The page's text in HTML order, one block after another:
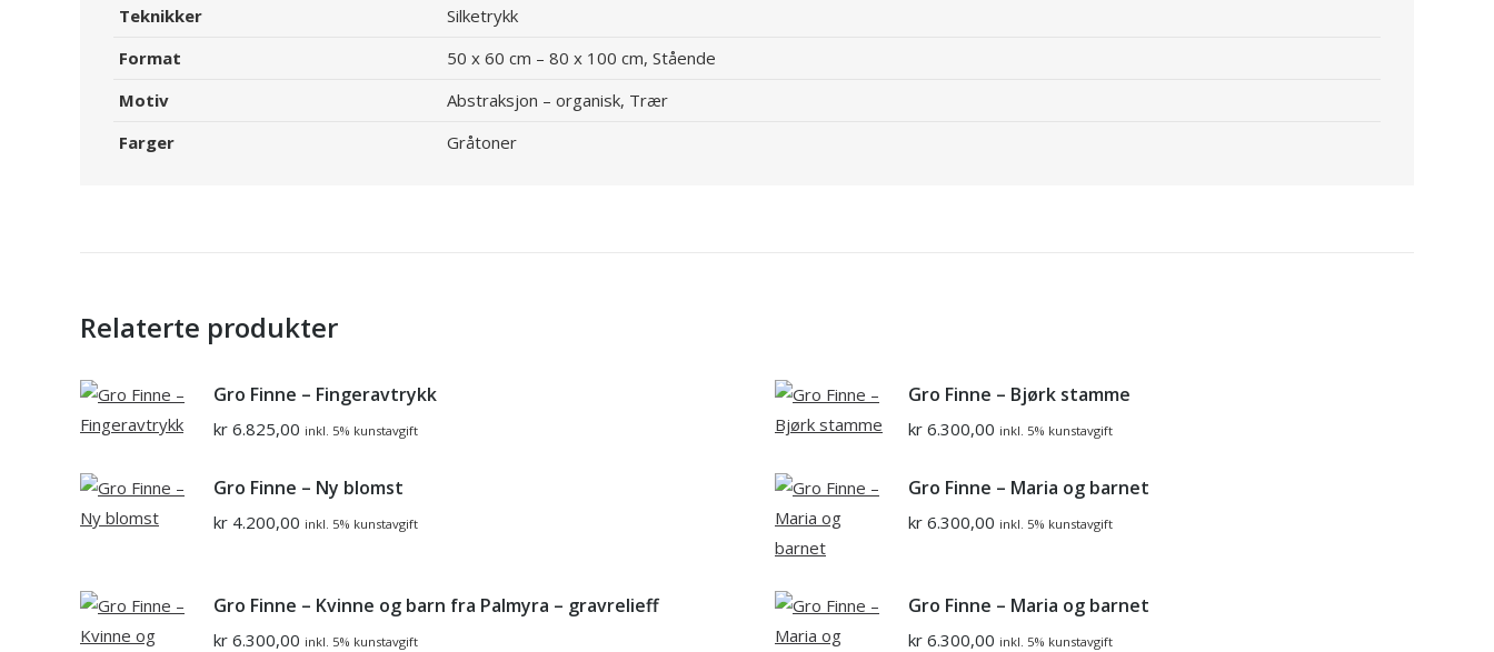
Teknikker
Silketrykk
Format
50 x 60 cm – 80 x 100 cm, Stående
Motiv
Abstraksjon – organisk, Trær
Farger
Gråtoner
Relaterte produkter
Gro Finne – Fingeravtrykk
kr 6.825,00 inkl. 5% kunstavgift
Gro Finne – Bjørk stamme
kr 6.300,00 inkl. 5% kunstavgift
Gro Finne – Ny blomst
kr 4.200,00 inkl. 5% kunstavgift
Gro Finne – Maria og barnet
kr 6.300,00 inkl. 5% kunstavgift
Gro Finne – Kvinne og barn fra Palmyra – gravrelieff
kr 6.300,00 inkl. 5% kunstavgift
Gro Finne – Maria og barnet
kr 6.300,00 inkl. 5% kunstavgift